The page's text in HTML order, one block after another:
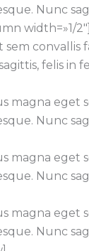
Nunc
width=»1/
convallis
felis in
magna eget
Nunc
magna eget
Nunc
magna eget
Nunc